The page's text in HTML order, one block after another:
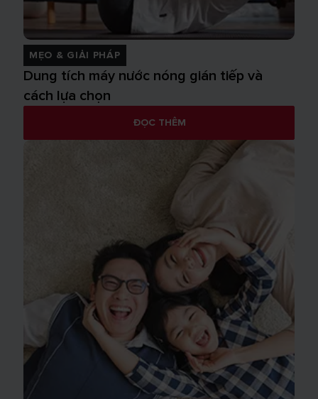
MẸO & GIẢI PHÁP
Dung tích máy nước nóng gián tiếp và
cách lựa chọn
ĐỌC THÊM